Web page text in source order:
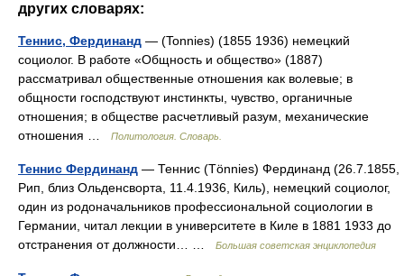
других словарях:
Теннис, Фердинанд — (Tonnies) (1855 1936) немецкий
социолог. В работе «Общность и общество» (1887)
рассматривал общественные отношения как волевые; в
общности господствуют инстинкты, чувство, органичные
отношения; в обществе расчетливый разум, механические
отношения …
Политология. Словарь.
Теннис Фердинанд — Теннис (Tönnies) Фердинанд (26.7.1855,
Рип, близ Ольденсворта, 11.4.1936, Киль), немецкий социолог,
один из родоначальников профессиональной социологии в
Германии, читал лекции в университете в Киле в 1881 1933 до
отстранения от должности… …
Большая советская энциклопедия